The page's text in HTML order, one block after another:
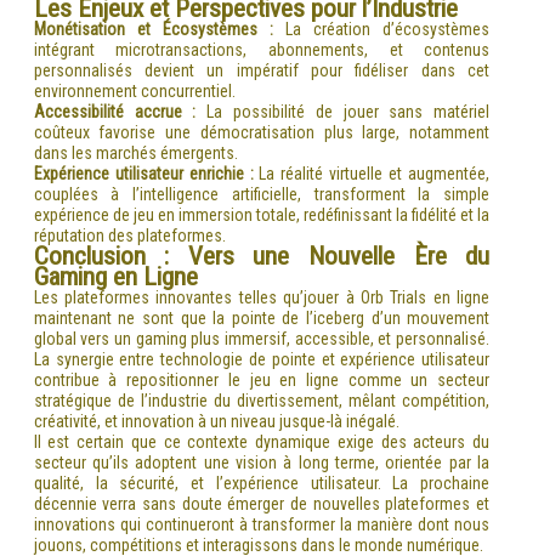
Les Enjeux et Perspectives pour l’Industrie
Monétisation et Écosystèmes :La création d’écosystèmes
intégrant microtransactions, abonnements, et contenus
personnalisés devient un impératif pour fidéliser dans cet
environnement concurrentiel.
Accessibilité accrue : La possibilité de jouer sans matériel
coûteux favorise une démocratisation plus large, notamment
dans les marchés émergents.
Expérience utilisateur enrichie :La réalité virtuelle et augmentée,
couplées à l’intelligence artificielle, transforment la simple
expérience de jeu en immersion totale, redéfinissant la fidélité et la
réputation des plateformes.
Conclusion : Vers une Nouvelle Ère du
Gaming en Ligne
Les plateformes innovantes telles qu’jouer à Orb Trials en ligne
maintenant ne sont que la pointe de l’iceberg d’un mouvement
global vers un gaming plus immersif, accessible, et personnalisé.
La synergie entre technologie de pointe et expérience utilisateur
contribue à repositionner le jeu en ligne comme un secteur
stratégique de l’industrie du divertissement, mêlant compétition,
créativité, et innovation à un niveau jusque-là inégalé.
Il est certain que ce contexte dynamique exige des acteurs du
secteur qu’ils adoptent une vision à long terme, orientée par la
qualité, la sécurité, et l’expérience utilisateur. La prochaine
décennie verra sans doute émerger de nouvelles plateformes et
innovations qui continueront à transformer la manière dont nous
jouons, compétitions et interagissons dans le monde numérique.